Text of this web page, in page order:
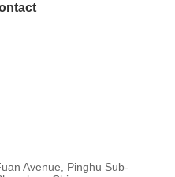
Avenue, Pinghu Sub-